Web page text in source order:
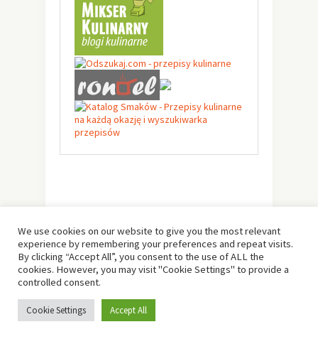
Designed & Developed by
We use cookies on our website to give you the most relevant
experience by remembering your preferences and repeat visits.
By clicking “Accept All”, you consent to the use of ALL the
cookies. However, you may visit "Cookie Settings" to provide a
controlled consent.
Cookie Settings Accept All